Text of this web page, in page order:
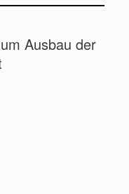
Ausbau der